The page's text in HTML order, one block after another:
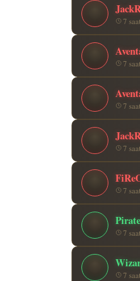
7
7
7
7
7
7
7